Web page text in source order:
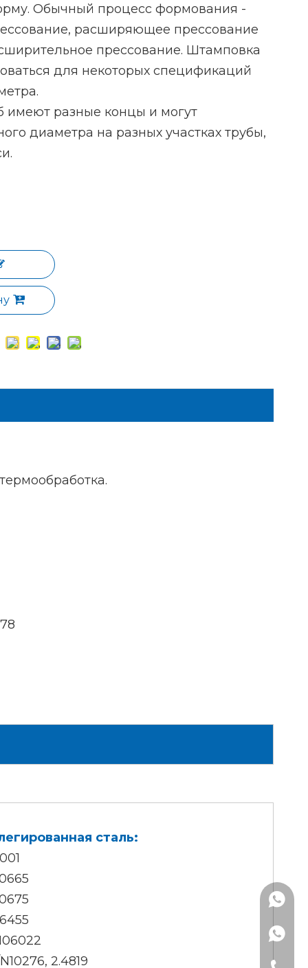
Обычный процесс формования -
расширяющее прессование
прессование. Штамповка
для некоторых спецификаций
имеют разные концы и могут
диаметра на разных участках трубы,
сталь:
2.4819